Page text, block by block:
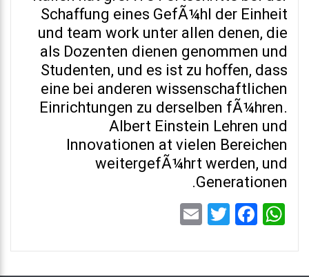
Schaffung eines GefÃ¼hl der Einheit
und team work unter allen denen, die
als Dozenten dienen genommen und
Studenten, und es ist zu hoffen, dass
eine bei anderen wissenschaftlichen
Einrichtungen zu derselben fÃ¼hren.
Albert Einstein Lehren und
Innovationen at vielen Bereichen
weitergefÃ¼hrt werden, und
Generationen.
WhatsApp
Facebook
Twitter